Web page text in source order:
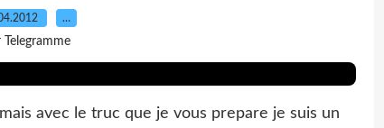
…
Telegramme
avec le truc que je vous prepare je suis un